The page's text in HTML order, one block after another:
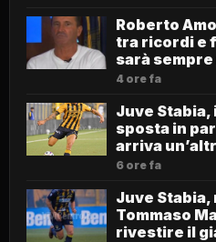
Roberto
tra ricordi e
sarà
4 ore fa
Juve
sposta in
arriva
6 ore fa
Juve
Tommaso
rivestire il